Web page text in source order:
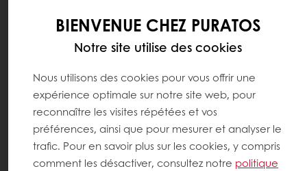
BIENVENUE CHEZ PURATOS
Notre site utilise des cookies
Nous utilisons des cookies pour vous offrir une
expérience optimale sur notre site web, pour
reconnaître les visites répétées et vos
préférences, ainsi que pour mesurer et analyser le
trafic. Pour en savoir plus sur les cookies, y compris
comment les désactiver, consultez notre politique